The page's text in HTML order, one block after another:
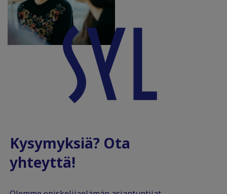
Kysymyksiä? Ota
yhteyttä!